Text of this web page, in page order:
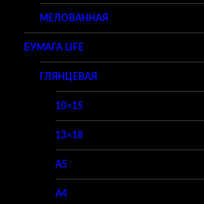
МЕЛОВАННАЯ
БУМАГА LIFE
ГЛЯНЦЕВАЯ
10×15
13×18
A5
A4